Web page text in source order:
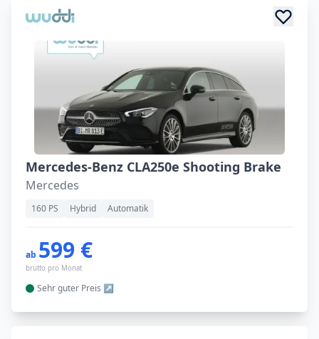
Mercedes-Benz CLA250e Shooting Brake
Mercedes
160 PS Hybrid Automatik
ab 599 €
brutto pro Monat
Sehr guter Preis